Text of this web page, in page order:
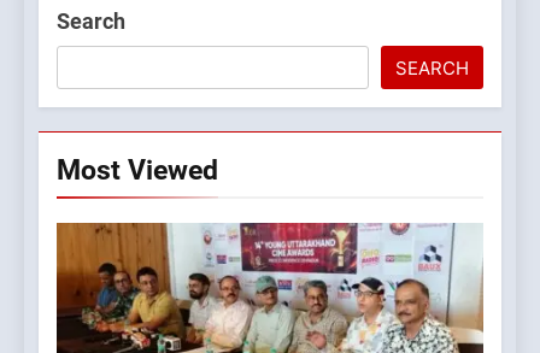
Search
SEARCH
Most Viewed